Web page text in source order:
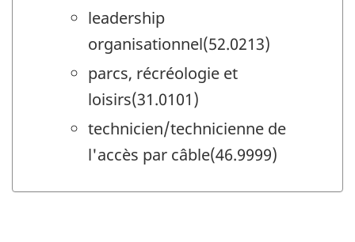
leadership
organisationnel(52.0213)
parcs, récréologie et
loisirs(31.0101)
technicien/technicienne de
l'accès par câble(46.9999)